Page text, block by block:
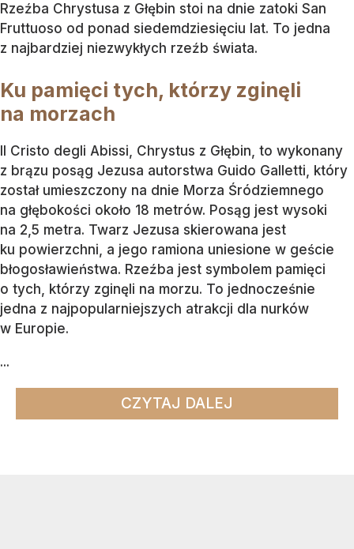
Rzeźba Chrystusa z Głębin stoi na dnie zatoki San
Fruttuoso od ponad siedemdziesięciu lat. To jedna
z najbardziej niezwykłych rzeźb świata.
Ku pamięci tych, którzy zginęli
na morzach
Il Cristo degli Abissi, Chrystus z Głębin, to wykonany
z brązu posąg Jezusa autorstwa Guido Galletti, który
został umieszczony na dnie Morza Śródziemnego
na głębokości około 18 metrów. Posąg jest wysoki
na 2,5 metra. Twarz Jezusa skierowana jest
ku powierzchni, a jego ramiona uniesione w geście
błogosławieństwa. Rzeźba jest symbolem pamięci
o tych, którzy zginęli na morzu. To jednocześnie
jedna z najpopularniejszych atrakcji dla nurków
w Europie.
...
CZYTAJ DALEJ